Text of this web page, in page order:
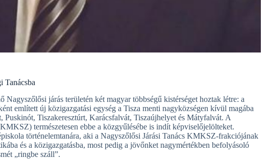
Tanácsba
Nagyszőlősi járás területén két magyar többségű kistérséget hoztak létre: a
említett új közigazgatási egység a Tisza menti nagyközségen kívül magába
Puskinót, Tiszakeresztúrt, Karácsfalvát, Tiszaújhelyet és Mátyfalvát. A
természetesen ebbe a közgyűlésébe is indít képviselőjelölteket.
történelemtanára, aki a Nagyszőlősi Járási Tanács KMKSZ-frakciójának
és a közigazgatásba, most pedig a jövőnket nagymértékben befolyásoló
„ringbe száll”.